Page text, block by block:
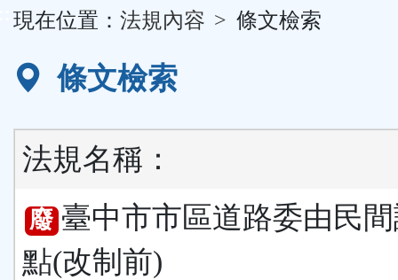
區
現在位置： 法規內容 條文檢索
條文檢索
法規名稱：
廢 臺中市市區道路委由民
點(改制前)